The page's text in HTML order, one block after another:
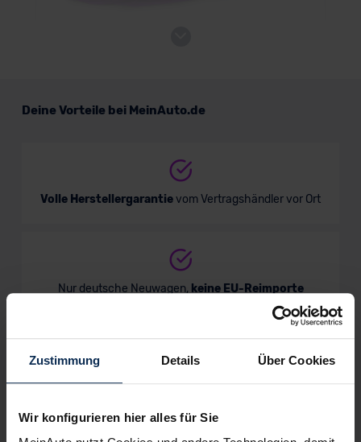
Zustimmung Details Über Cookies
Wir konfigurieren hier alles für Sie
Verkauf startet in Kürze
Deine Vorteile bei MeinAuto.de
Volle Herstellergarantievom Vertragshändler vor Ort
Nur deutsche Neuwagen, keine EU-Reimporte